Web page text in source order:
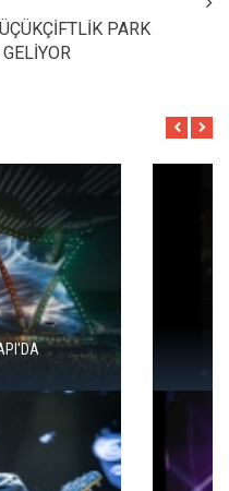
PARK
TURGAY ERDENER'DEN